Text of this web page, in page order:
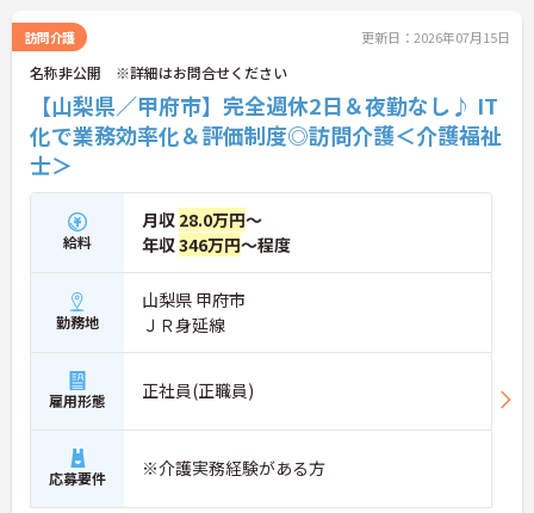
ます
・日勤のみの勤務で転勤の心配もないため、地元で
ご家庭と両立しながら長期的な視点でキャリアを築
定期的な面談で不安を解消できるフォロー体制もあ
り、介護福祉士としてサ責や管理者への着実なキャ
リアアップを目指す有資格者の方に推奨できる環境
です。
★おすすめPOINT★
【夜勤なし・曜日固定の休日で、身体への負担を抑
えた働き方が実現できます】
しないため、生活リズムを整えながら健康的に働き
続けることができます
により、先々の予定が立てやすくプライベートの時
間をしっかりと確保できる環境です
【専門資格を活かした収入アップと明確なキャリア
形成が期待できます】
・介護福祉士資格手当が支給されるほか、年2回の
・サービス提供責任者や管理者へのキャリアアップ
も目指せます
訪問介護 更新日：2026年07月15日
名称非公開 ※詳細はお問合せください
【山梨県／甲府市】完全週休2日＆夜勤なし♪ IT
化で業務効率化＆評価制度◎訪問介護＜介護福祉
士＞
給料
月収 28.0万円～
年収346万円～程度
勤務地
山梨県 甲府市
ＪＲ身延線
雇用形態 正社員(正職員)
応募要件 ※介護実務経験がある方